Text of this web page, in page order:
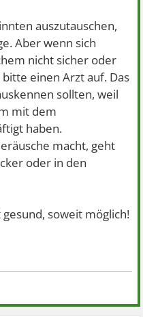
auszutauschen,
Aber wenn sich
nicht sicher oder
einen Arzt auf. Das
sollten, weil
mit dem
haben.
macht, geht
oder in den
soweit möglich!